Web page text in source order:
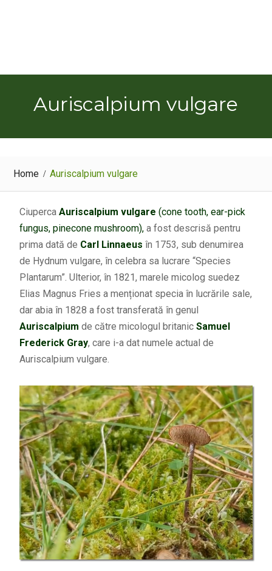
Auriscalpium vulgare
Home Auriscalpium vulgare
Ciuperca Auriscalpium vulgare (cone tooth, ear-pick
fungus, pinecone mushroom),a fost descrisă pentru
prima dată de Carl Linnaeus în 1753, sub denumirea
de Hydnum vulgare, în celebra sa lucrare “Species
Plantarum”. Ulterior, în 1821, marele micolog suedez
Elias Magnus Fries a menționat specia în lucrările sale,
dar abia în 1828 a fost transferată în genul
Auriscalpium de către micologul britanic Samuel
Frederick Gray, care i-a dat numele actual de
Auriscalpium vulgare.